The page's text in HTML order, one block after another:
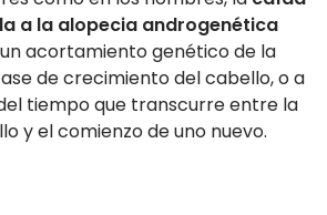
a la alopecia androgenética
acortamiento genético de la
de crecimiento del cabello, o a
tiempo que transcurre entre la
y el comienzo de uno nuevo.